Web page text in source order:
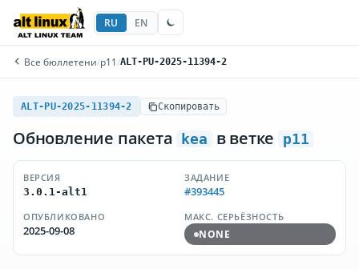
RU EN
Все бюллетени/p11 /ALT-PU-2025-11394-2
ALT-PU-2025-11394-2 Скопировать
Обновление пакета kea в ветке p11
ВЕРСИЯ
3.0.1-alt1
ЗАДАНИЕ
#393445
ОПУБЛИКОВАНО
2025-09-08
МАКС. СЕРЬЁЗНОСТЬ
NONE